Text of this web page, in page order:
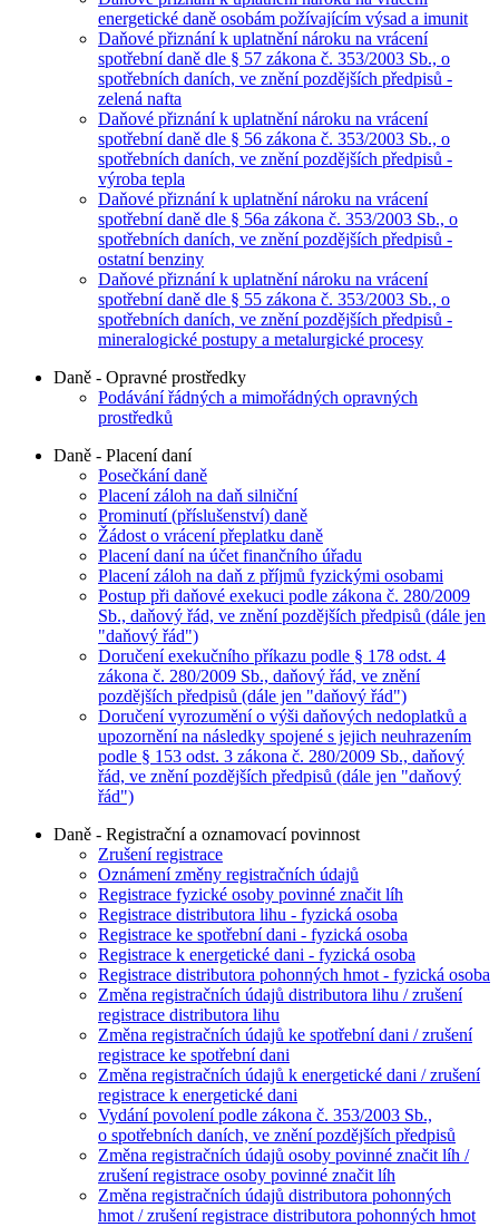
energetické daně osobám požívajícím výsad a imunit
Daňové přiznání k uplatnění nároku na vrácení
spotřební daně dle § 57 zákona č. 353/2003 Sb., o
spotřebních daních, ve znění pozdějších předpisů -
zelená nafta
Daňové přiznání k uplatnění nároku na vrácení
spotřební daně dle § 56 zákona č. 353/2003 Sb., o
spotřebních daních, ve znění pozdějších předpisů -
výroba tepla
Daňové přiznání k uplatnění nároku na vrácení
spotřební daně dle § 56a zákona č. 353/2003 Sb., o
spotřebních daních, ve znění pozdějších předpisů -
ostatní benziny
Daňové přiznání k uplatnění nároku na vrácení
spotřební daně dle § 55 zákona č. 353/2003 Sb., o
spotřebních daních, ve znění pozdějších předpisů -
mineralogické postupy a metalurgické procesy
Daně - Opravné prostředky
Podávání řádných a mimořádných opravných
prostředků
Daně - Placení daní
Posečkání daně
Placení záloh na daň silniční
Prominutí (příslušenství) daně
Žádost o vrácení přeplatku daně
Placení daní na účet finančního úřadu
Placení záloh na daň z příjmů fyzickými osobami
Postup při daňové exekuci podle zákona č. 280/2009
Sb., daňový řád, ve znění pozdějších předpisů (dále jen
"daňový řád")
Doručení exekučního příkazu podle § 178 odst. 4
zákona č. 280/2009 Sb., daňový řád, ve znění
pozdějších předpisů (dále jen "daňový řád")
Doručení vyrozumění o výši daňových nedoplatků a
upozornění na následky spojené s jejich neuhrazením
podle § 153 odst. 3 zákona č. 280/2009 Sb., daňový
řád, ve znění pozdějších předpisů (dále jen "daňový
řád")
Daně - Registrační a oznamovací povinnost
Zrušení registrace
Oznámení změny registračních údajů
Registrace fyzické osoby povinné značit líh
Registrace distributora lihu - fyzická osoba
Registrace ke spotřební dani - fyzická osoba
Registrace k energetické dani - fyzická osoba
Registrace distributora pohonných hmot - fyzická osoba
Změna registračních údajů distributora lihu / zrušení
registrace distributora lihu
Změna registračních údajů ke spotřební dani / zrušení
registrace ke spotřební dani
Změna registračních údajů k energetické dani / zrušení
registrace k energetické dani
Vydání povolení podle zákona č. 353/2003 Sb.,
o spotřebních daních, ve znění pozdějších předpisů
Změna registračních údajů osoby povinné značit líh /
zrušení registrace osoby povinné značit líh
Změna registračních údajů distributora pohonných
hmot / zrušení registrace distributora pohonných hmot